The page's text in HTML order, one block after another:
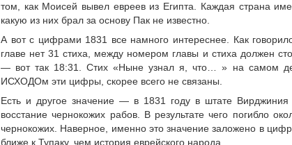
том, как Моисей вывел евреев из Египта. Каждая страна
какую из них брал за основу Пак не известно.
А вот с цифрами 1831 все намного интереснее. Как
главе нет 31 стиха, между номером главы и стиха должен
— вот так 18:31. Стих «Ныне узнал я, что… » на самом
ИСХОДОм эти цифры, скорее всего не связаны.
Есть и другое значение — в 1831 году в штате
восстание чернокожих рабов. В результате чего погибло
чернокожих. Наверное, именно это значение заложено в
ближе к Тупаку, чем история еврейского народа.